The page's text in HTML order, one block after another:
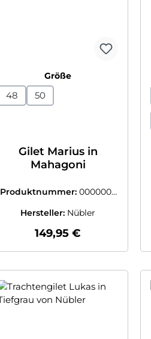
Größeauswählen
48 50
Gilet Marius in
Mahagoni
Produktnummer: 0000003
Hersteller: Nübler
Regulärer Preis:
149,95 €